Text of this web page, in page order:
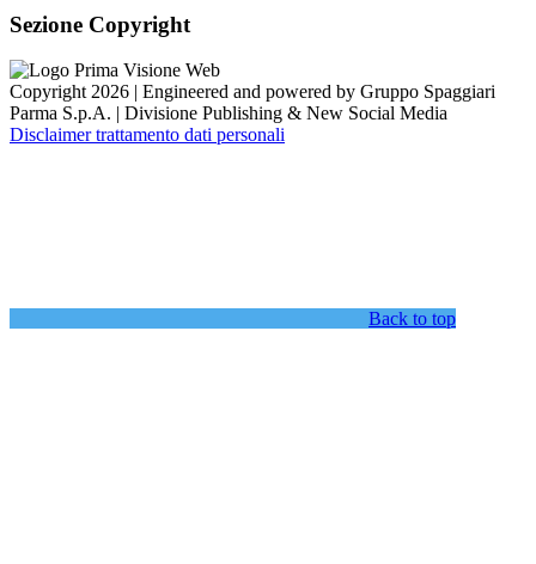
Sezione Copyright
Copyright 2026 | Engineered and powered by Gruppo Spaggiari
Parma S.p.A. | Divisione Publishing & New Social Media
Disclaimer trattamento dati personali
Back to top